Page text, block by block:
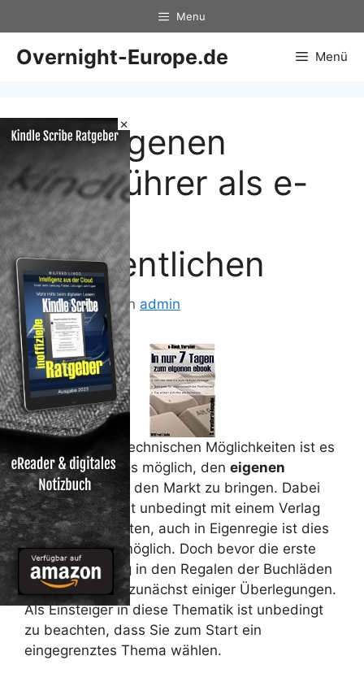
×
Inhalt
springen
Menu
Overnight-Europe.de Menü
Den eigenen
Reiseführer als e-
Book
veröffentlichen
13. Mai 2013 von admin
Mit den neuen technischen Möglichkeiten ist es
heute problemlos möglich, den eigenen
Reiseführer auf den Markt zu bringen. Dabei
müssen Sie nicht unbedingt mit einem Verlag
zusammenarbeiten, auch in Eigenregie ist dies
ohne weiteres möglich. Doch bevor die erste
Veröffentlichung in den Regalen der Buchläden
liegt, bedarf es zunächst einiger Überlegungen.
Als Einsteiger in diese Thematik ist unbedingt
zu beachten, dass Sie zum Start ein
eingegrenztes Thema wählen.